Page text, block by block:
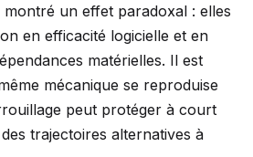
montré un effet paradoxal : elles
en efficacité logicielle et en
matérielles. Il est
mécanique se reproduise
peut protéger à court
trajectoires alternatives à